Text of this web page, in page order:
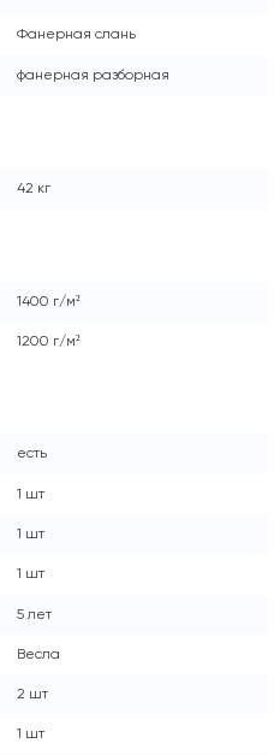
Фанерная слань
фанерная разборная
42 кг
1400 г/м²
1200 г/м²
есть
1 шт
1 шт
1 шт
5 лет
Весла
2 шт
1 шт